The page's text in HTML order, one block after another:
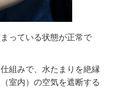
っている状態が正常で
組みで、水たまりを絶縁
室内）の空気を遮断する